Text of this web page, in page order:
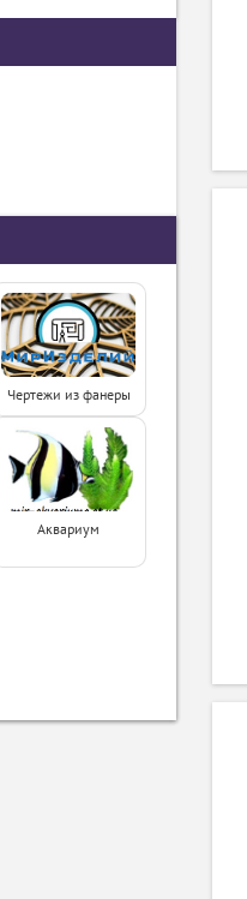
Чертежи из фанеры
Аквариум